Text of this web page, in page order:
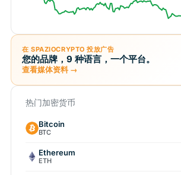
在 SPAZIOCRYPTO 投放广告
您的品牌，9 种语言，一个平台。
查看媒体资料 →
热门加密货币
Bitcoin
BTC
Ethereum
ETH